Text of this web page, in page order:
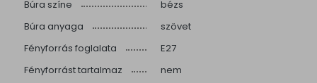
Búra színe
bézs
Búra anyaga
szövet
Fényforrás foglalata
E27
Fényforrást tartalmaz
nem